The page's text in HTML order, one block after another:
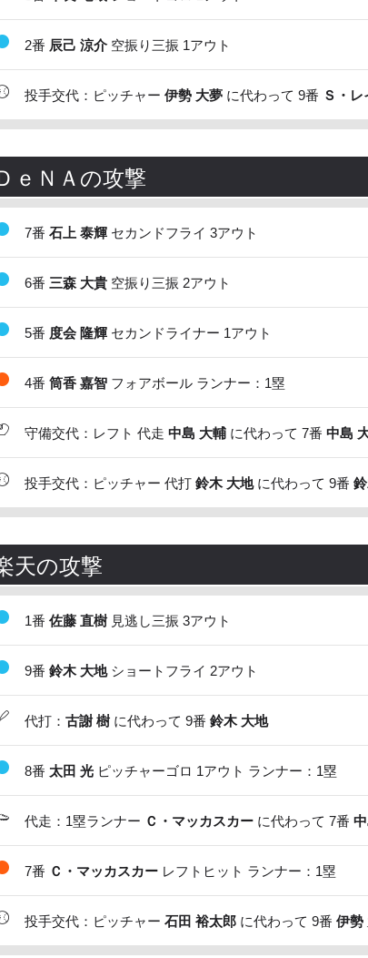
2番 辰己 涼介空振り三振 1アウト
投手交代：ピッチャー 伊勢 大夢 に代わって 9番 Ｓ・
ｅＮＡの攻撃
7番 石上 泰輝 セカンドフライ 3アウト
6番 三森 大貴 空振り三振 2アウト
5番 度会 隆輝 セカンドライナー 1アウト
4番 筒香 嘉智 フォアボール ランナー：1塁
守備交代：レフト 代走 中島 大輔 に代わって 7番 中島
投手交代：ピッチャー 代打 鈴木 大地に代わって 9番
天の攻撃
1番 佐藤 直樹見逃し三振 3アウト
9番 鈴木 大地ショートフライ 2アウト
代打： 古謝 樹に代わって 9番 鈴木 大地
8番 太田 光 ピッチャーゴロ 1アウト ランナー：1塁
代走：1塁ランナー Ｃ・マッカスカー に代わって 7番
7番 Ｃ・マッカスカー レフトヒット ランナー：1塁
投手交代：ピッチャー 石田 裕太郎 に代わって 9番 伊勢